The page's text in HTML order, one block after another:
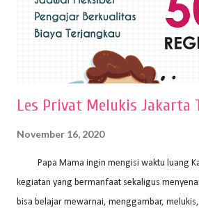
warna yang kental dan tebal. Hasil lukisan
medianya Mem...
Les Privat Melukis Jakarta
November 16, 2020
Papa Mama ingin mengisi waktu luang
kegiatan yang bermanfaat sekaligus
bisa belajar mewarnai, menggambar,